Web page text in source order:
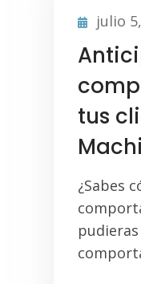
julio
tus
¿Sabes